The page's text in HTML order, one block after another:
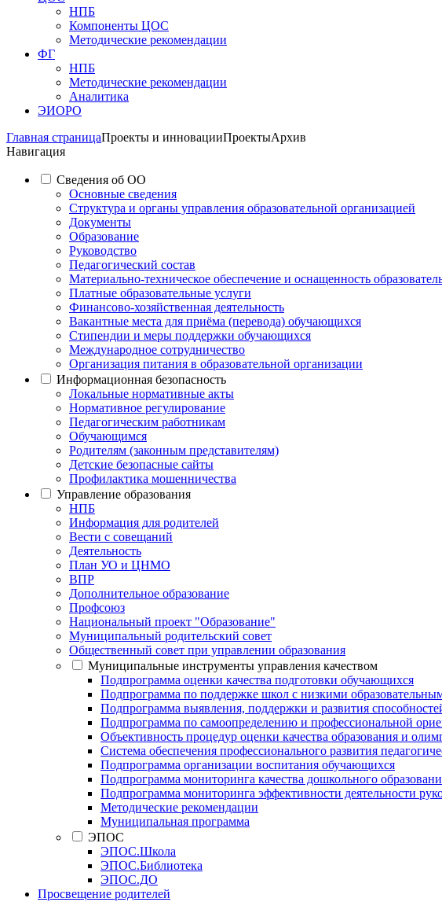
НПБ
Компоненты ЦОС
Методические рекомендации
ФГ
НПБ
Методические рекомендации
Аналитика
ЭИОРО
Главная страницаПроекты и инновацииПроектыАрхив
Навигация
Сведения об ОО
Основные сведения
Структура и органы управления образовательной организацией
Документы
Образование
Руководство
Педагогический состав
Материально-техническое обеспечение и оснащенность
Платные образовательные услуги
Финансово-хозяйственная деятельность
Вакантные места для приёма (перевода) обучающихся
Стипендии и меры поддержки обучающихся
Международное сотрудничество
Организация питания в образовательной организации
Информационная безопасность
Локальные нормативные акты
Нормативное регулирование
Педагогическим работникам
Обучающимся
Родителям (законным представителям)
Детские безопасные сайты
Профилактика мошенничества
Управление образования
НПБ
Информация для родителей
Вести с совещаний
Деятельность
План УО и ЦНМО
ВПР
Дополнительное образование
Профсоюз
Национальный проект "Образование"
Муниципальный родительский совет
Общественный совет при управлении образования
Муниципальные инструменты управления качеством
Подпрограмма оценки качества подготовки обучающихся
Подпрограмма по поддержке школ с низкими
Подпрограмма выявления, поддержки и развития
Подпрограмма по самоопределению и профессиональной
Объективность процедур оценки качества образования и
Система обеспечения профессионального развития
Подпрограмма организации воспитания обучающихся
Подпрограмма мониторинга качества дошкольного
Подпрограмма мониторинга эффективности деятельности
Методические рекомендации
Муниципальная программа
ЭПОС
ЭПОС.Школа
ЭПОС.Библиотека
ЭПОС.ДО
Просвещение родителей